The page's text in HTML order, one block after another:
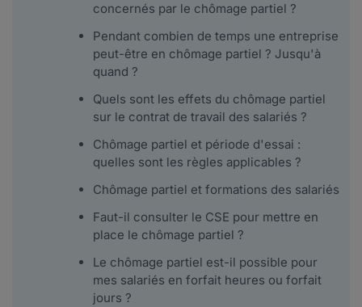
concernés par le chômage partiel ?
Pendant combien de temps une entreprise
peut-être en chômage partiel ? Jusqu'à
quand ?
Quels sont les effets du chômage partiel
sur le contrat de travail des salariés ?
Chômage partiel et période d'essai :
quelles sont les règles applicables ?
Chômage partiel et formations des salariés
Faut-il consulter le CSE pour mettre en
place le chômage partiel ?
Le chômage partiel est-il possible pour
mes salariés en forfait heures ou forfait
jours ?